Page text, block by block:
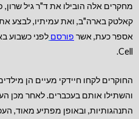
מחקרים אלה הובילו את ד"ר גיל
קאלטק בארה"ב, ואת עמיתיו, לבצע
אספר כעת, אשר פורסם לפני כשבוע
Cell.
החוקרים לקחו חיידקי מעיים הן
והשתילו אותם בעכברים. לאחר מכן
התנהגותיות, ובאופן מפתיע מאוד,